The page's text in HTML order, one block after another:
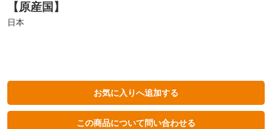
【原産国】
日本